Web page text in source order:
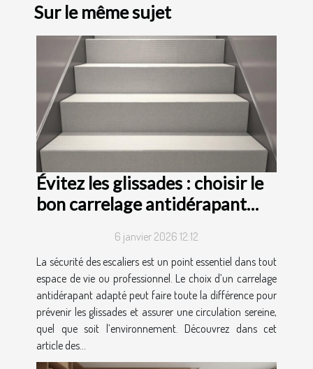
Sur le même sujet
Évitez les glissades : choisir le
bon carrelage antidérapant
6 janvier 2026 12:12
La sécurité des escaliers est un point essentiel dans tout
espace de vie ou professionnel. Le choix d’un carrelage
antidérapant adapté peut faire toute la différence pour
prévenir les glissades et assurer une circulation sereine,
quel que soit l’environnement. Découvrez dans cet
article des...